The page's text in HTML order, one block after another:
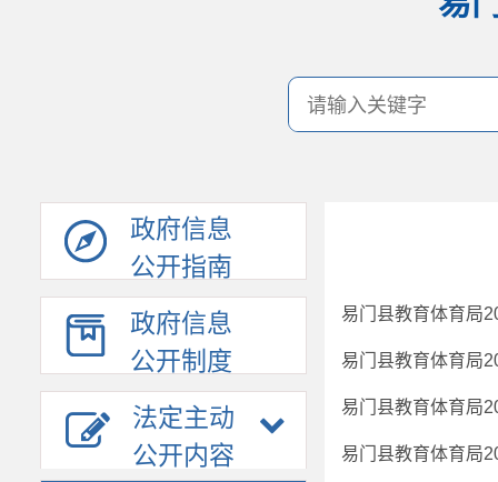
政府信息
公开指南
政府信息
公开制度
法定主动
公开内容
易门县教育体育局
易门县教育体育局
易门县教育体育局
易门县教育体育局